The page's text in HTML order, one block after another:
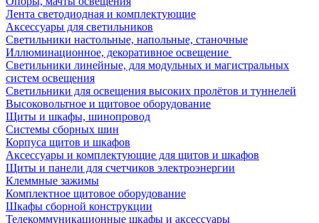
Лента светодиодная и комплектующие
Аксессуары для светильников
Светильники настольные, напольные, станочные
Иллюминационное, декоративное освещение
Светильники линейные, для модульных и магистральных
систем освещения
Светильники для освещения высоких пролётов и туннелей
Высоковольтное и щитовое оборудование
Щиты и шкафы, шинопровод
Системы сборных шин
Корпуса щитов и шкафов
Аксессуары и комплектующие для щитов и шкафов
Щиты и панели для счетчиков электроэнергии
Клеммные зажимы
Комплектное щитовое оборудование
Шкафы сборной конструкции
Телекоммуникационные шкафы и аксессуары